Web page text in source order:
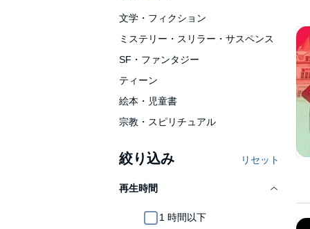
文学・フィクション
ミステリー・スリラー・サスペンス
SF・ファンタジー
ティーン
絵本・児童書
宗教・スピリチュアル
絞り込み リセット
再生時間
1 時間以下